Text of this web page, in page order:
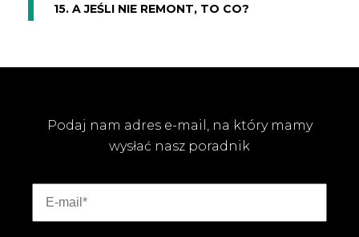
15. A JEŚLI NIE REMONT, TO CO?
Podaj nam adres e-mail, na który mamy
wysłać nasz poradnik